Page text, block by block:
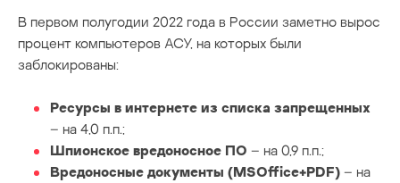
В первом полугодии 2022 года в России заметно вырос
процент компьютеров АСУ, на которых были
заблокированы:
Ресурсы в интернете из списка запрещенных
– на 4,0 п.п.;
Шпионское вредоносное ПО – на 0,9 п.п.;
Вредоносные документы (MSOffice+PDF) – на